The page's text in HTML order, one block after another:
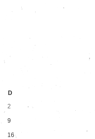
D
2
9
16